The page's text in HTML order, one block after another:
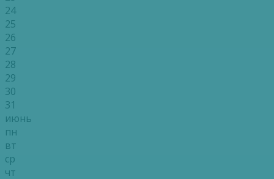
24
25
26
27
28
29
30
31
июнь
пн
вт
ср
чт